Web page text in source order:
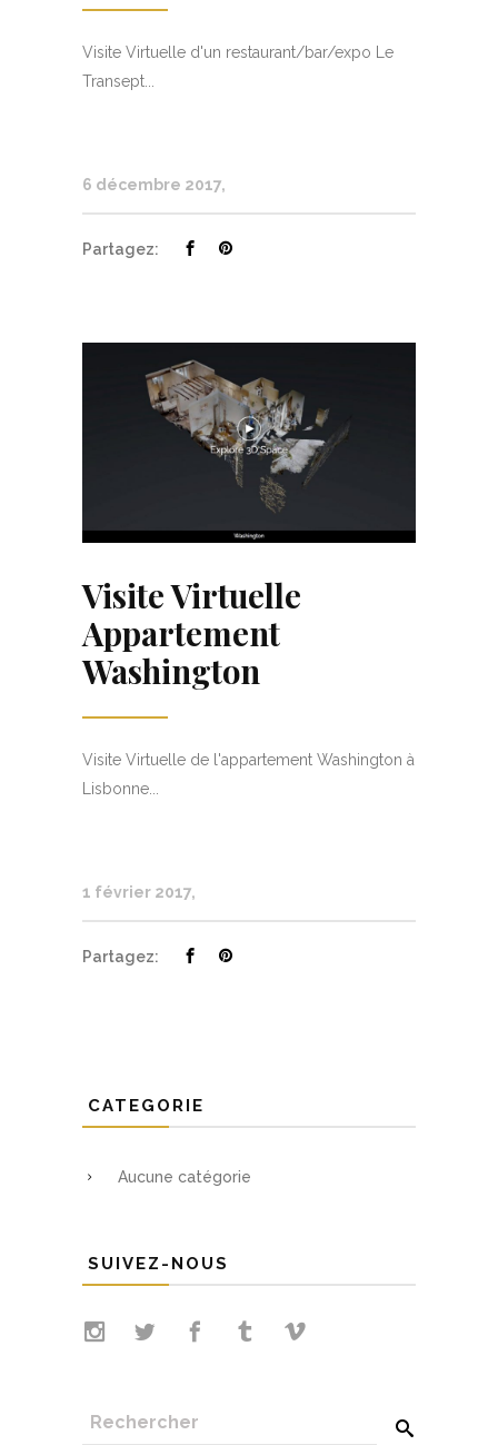
Visite Virtuelle d'un restaurant/bar/expo Le
Transept...
6 décembre 2017
Partagez:
Visite Virtuelle
Appartement
Washington
Visite Virtuelle de l'appartement Washington à
Lisbonne...
1 février 2017
Partagez:
CATEGORIE
Aucune catégorie
SUIVEZ-NOUS